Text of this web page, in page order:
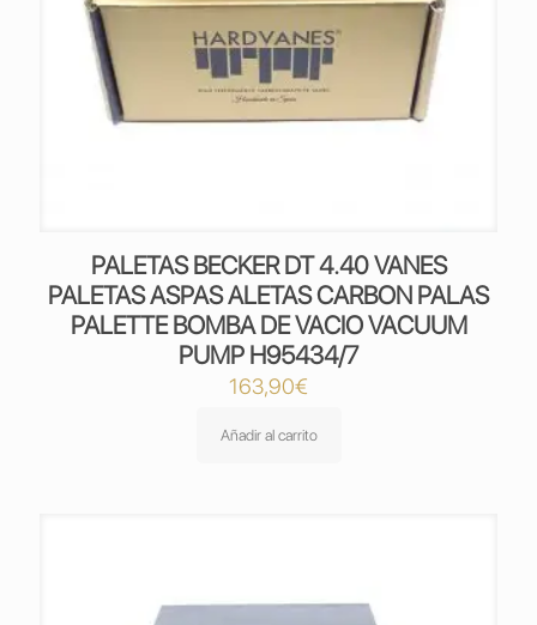
PALETAS BECKER DT 4.40 VANES
PALETAS ASPAS ALETAS CARBON PALAS
PALETTE BOMBA DE VACIO VACUUM
PUMP H95434/7
163,90€
Añadir al carrito